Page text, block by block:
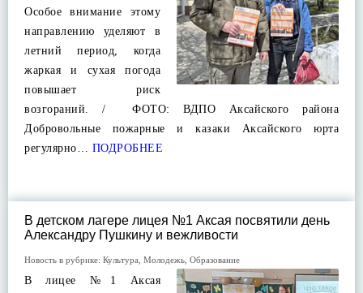
Особое внимание этому
направлению уделяют в
летний период, когда
жаркая и сухая погода
повышает риск
возгораний. / ФОТО: ВДПО Аксайского района
Добровольные пожарные и казаки Аксайского юрта
регулярно… ПОДРОБНЕЕ
В детском лагере лицея №1 Аксая посвятили день
Александру Пушкину и вежливости
Новость в рубрике: Культура Молодежь Образование
В лицее №1 Аксая